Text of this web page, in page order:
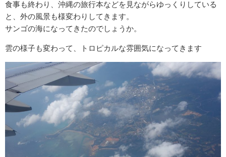
食事も終わり、沖縄の旅行本などを見ながらゆっくりしている
と、外の風景も様変わりしてきます。
サンゴの海になってきたのでしょうか。
雲の様子も変わって、トロピカルな雰囲気になってきます